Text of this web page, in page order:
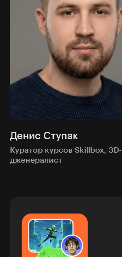
Денис Ступак
Куратор курсов Skillbox, 3D-
дженералист